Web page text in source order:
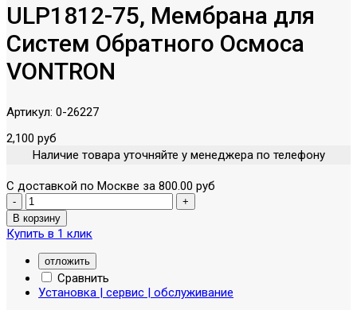
ULP1812-75, Мембрана для
Систем Обратного Осмоса
VONTRON
Артикул: 0-26227
2,100 руб
Наличие товара уточняйте у менеджера по телефону
С доставкой по Москве за 800.00 руб
Купить в 1 клик
отложить
Сравнить
Установка | сервис | обслуживание